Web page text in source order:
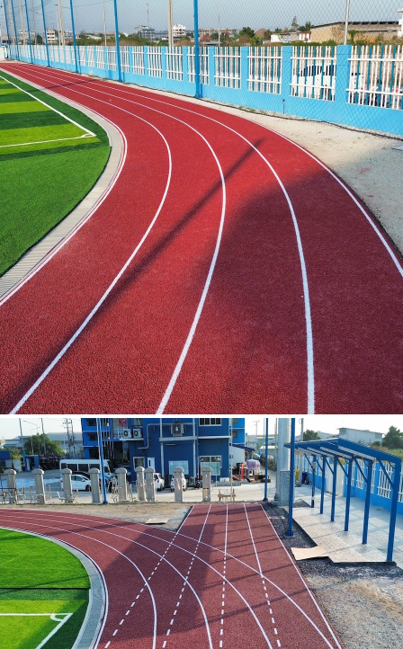
แพรกษา สมุทรปราการ
แพรกษา สมุทรปราการ